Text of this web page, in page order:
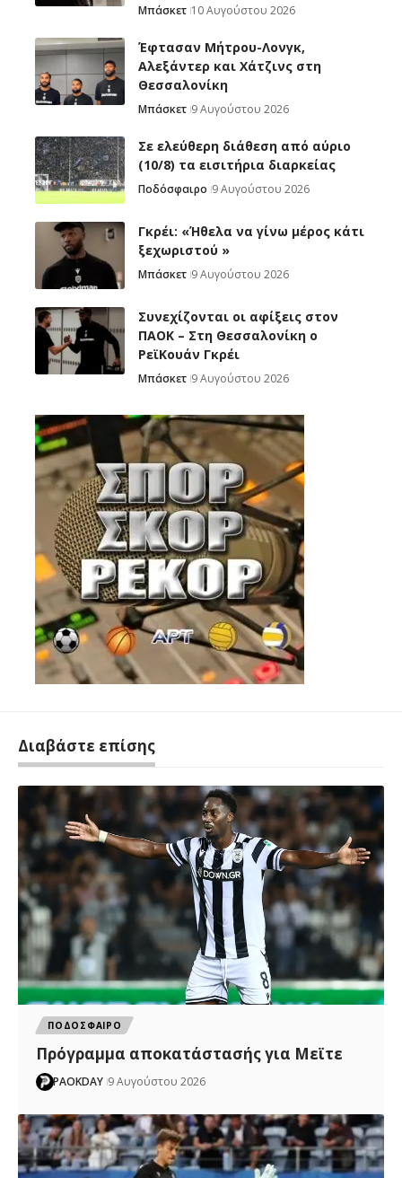
Μπάσκετ 10 Αυγούστου 2026
Έφτασαν Μήτρου-Λονγκ,
Αλεξάντερ και Χάτζινς στη
Θεσσαλονίκη
Μπάσκετ 9 Αυγούστου 2026
Σε ελεύθερη διάθεση από αύριο
(10/8) τα εισιτήρια διαρκείας
Ποδόσφαιρο 9 Αυγούστου 2026
Γκρέι: «Ήθελα να γίνω μέρος κάτι
ξεχωριστού »
Μπάσκετ 9 Αυγούστου 2026
Συνεχίζονται οι αφίξεις στον
ΠΑΟΚ – Στη Θεσσαλονίκη ο
ΡεϊΚουάν Γκρέι
Μπάσκετ 9 Αυγούστου 2026
Διαβάστε επίσης
ΠΟΔΟΣΦΑΙΡΟ
Πρόγραμμα αποκατάστασής για Μεϊτε
PAOKDAY 9 Αυγούστου 2026